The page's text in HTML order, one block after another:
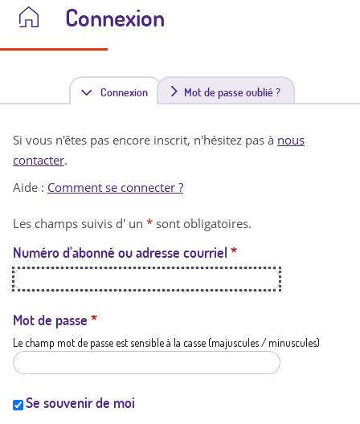
Connexion
Connexion(
n
t
a
t
i
Mot de passe oublié ?
Si vous n'êtes pas encore inscrit, n'hésitez pas à nous
contacter.
Aide : Comment se connecter ?
Les champs suivis d' un * sont obligatoires.
Numéro d'abonné ou adresse courriel *
Mot de passe *
Le champ mot de passe est sensible à la casse (majuscules / minuscules)
Se souvenir de moi